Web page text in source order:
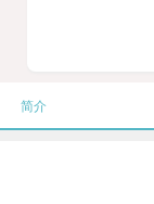
简介